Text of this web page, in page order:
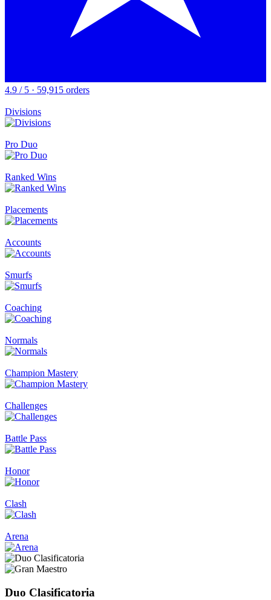
4.9 / 5 · 59,915 orders
Divisions
Pro Duo
Ranked Wins
Placements
Accounts
Smurfs
Coaching
Normals
Champion Mastery
Challenges
Battle Pass
Honor
Clash
Arena
Duo Clasificatoria